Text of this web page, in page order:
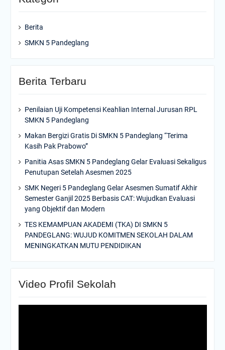
Berita
SMKN 5 Pandeglang
Berita Terbaru
Penilaian Uji Kompetensi Keahlian Internal Jurusan RPL
SMKN 5 Pandeglang
Makan Bergizi Gratis Di SMKN 5 Pandeglang “Terima
Kasih Pak Prabowo”
Panitia Asas SMKN 5 Pandeglang Gelar Evaluasi Sekaligus
Penutupan Setelah Asesmen 2025
SMK Negeri 5 Pandeglang Gelar Asesmen Sumatif Akhir
Semester Ganjil 2025 Berbasis CAT: Wujudkan Evaluasi
yang Objektif dan Modern
TES KEMAMPUAN AKADEMI (TKA) DI SMKN 5
PANDEGLANG: WUJUD KOMITMEN SEKOLAH DALAM
MENINGKATKAN MUTU PENDIDIKAN
Video Profil Sekolah